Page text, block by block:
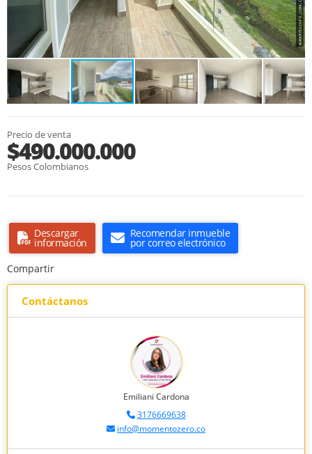
Precio de venta
$490.000.000
Pesos Colombianos
Descargar
información
Recomendar inmueble
por correo electrónico
Compartir
Contáctanos
Emiliani Cardona
3176669638
info@momentozero.co